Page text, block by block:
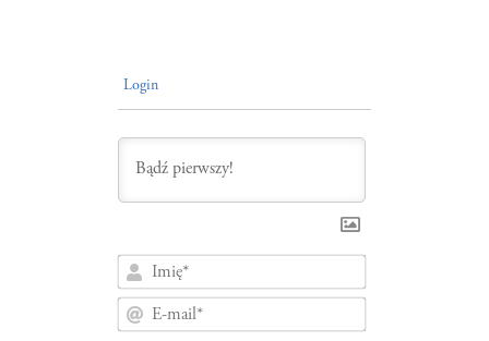
Login
mail*